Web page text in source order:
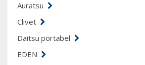
Auratsu
Clivet
Daitsu portabel
EDEN